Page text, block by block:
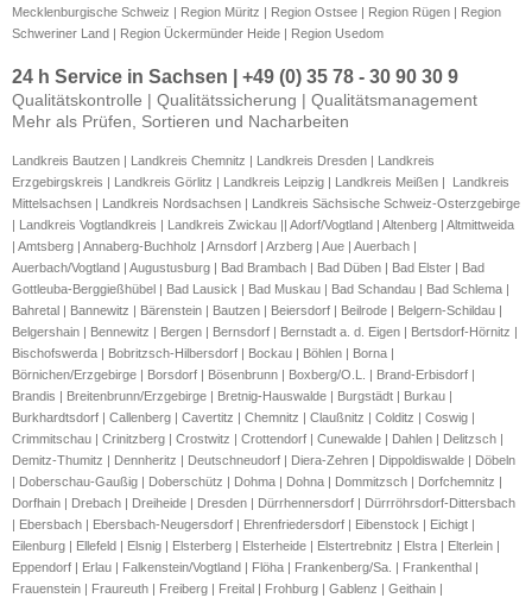
Mecklenburgische Schweiz | Region Müritz | Region Ostsee | Region Rügen | Region
Schweriner Land | Region Ückermünder Heide | Region Usedom
24 h Service in Sachsen | +49 (0) 35 78 - 30 90 30 9
Qualitätskontrolle | Qualitätssicherung | Qualitätsmanagement
Mehr als Prüfen, Sortieren und Nacharbeiten
Landkreis Bautzen | Landkreis Chemnitz | Landkreis Dresden | Landkreis
Erzgebirgskreis | Landkreis Görlitz | Landkreis Leipzig | Landkreis Meißen |  Landkreis
Mittelsachsen | Landkreis Nordsachsen | Landkreis Sächsische Schweiz-Osterzgebirge
| Landkreis Vogtlandkreis | Landkreis Zwickau || Adorf/Vogtland | Altenberg | Altmittweida
| Amtsberg | Annaberg-Buchholz | Arnsdorf | Arzberg | Aue | Auerbach |
Auerbach/Vogtland | Augustusburg | Bad Brambach | Bad Düben | Bad Elster | Bad
Gottleuba-Berggießhübel | Bad Lausick | Bad Muskau | Bad Schandau | Bad Schlema |
Bahretal | Bannewitz | Bärenstein | Bautzen | Beiersdorf | Beilrode | Belgern-Schildau |
Belgershain | Bennewitz | Bergen | Bernsdorf | Bernstadt a. d. Eigen | Bertsdorf-Hörnitz |
Bischofswerda | Bobritzsch-Hilbersdorf | Bockau | Böhlen | Borna |
Börnichen/Erzgebirge | Borsdorf | Bösenbrunn | Boxberg/O.L. | Brand-Erbisdorf |
Brandis | Breitenbrunn/Erzgebirge | Bretnig-Hauswalde | Burgstädt | Burkau |
Burkhardtsdorf | Callenberg | Cavertitz | Chemnitz | Claußnitz | Colditz | Coswig |
Crimmitschau | Crinitzberg | Crostwitz | Crottendorf | Cunewalde | Dahlen | Delitzsch |
Demitz-Thumitz | Dennheritz | Deutschneudorf | Diera-Zehren | Dippoldiswalde | Döbeln
| Doberschau-Gaußig | Doberschütz | Dohma | Dohna | Dommitzsch | Dorfchemnitz |
Dorfhain | Drebach | Dreiheide | Dresden | Dürrhennersdorf | Dürrröhrsdorf-Dittersbach
| Ebersbach | Ebersbach-Neugersdorf | Ehrenfriedersdorf | Eibenstock | Eichigt |
Eilenburg | Ellefeld | Elsnig | Elsterberg | Elsterheide | Elstertrebnitz | Elstra | Elterlein |
Eppendorf | Erlau | Falkenstein/Vogtland | Flöha | Frankenberg/Sa. | Frankenthal |
Frauenstein | Fraureuth | Freiberg | Freital | Frohburg | Gablenz | Geithain |